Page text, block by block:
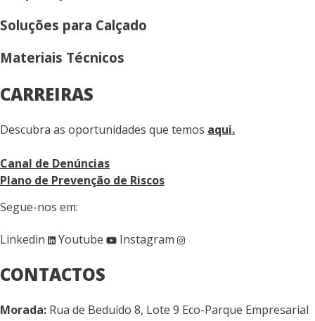
Soluções para Calçado
Materiais Técnicos
CARREIRAS
Descubra as oportunidades que temos aqui.
Canal de Denúncias
Plano de Prevenção de Riscos
Segue-nos em:
Linkedin Youtube Instagram
CONTACTOS
Morada: Rua de Beduído 8, Lote 9 Eco-Parque Empresarial